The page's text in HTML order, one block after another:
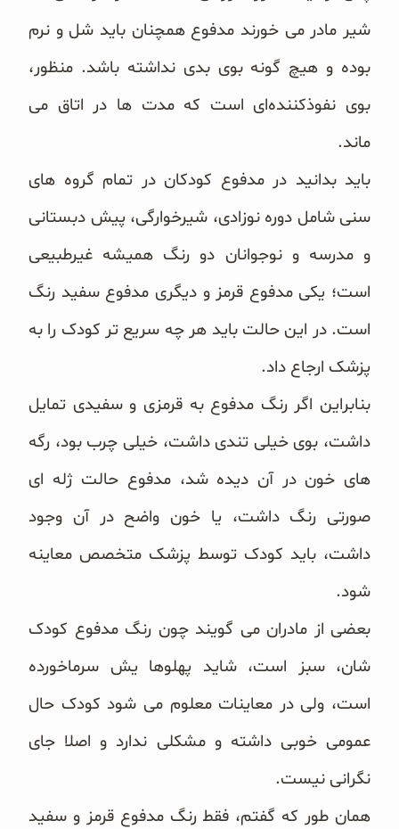
شیر مادر می ‌خورند مدفوع همچنان باید شل و نرم
بوده و هیچ ‌گونه بوی بدی نداشته باشد. منظور،
بوی نفوذکننده‌ای است که مدت‌ ها در اتاق می‌
ماند.
باید بدانید در مدفوع کودکان در تمام گروه‌ های
سنی شامل دوره نوزادی، شیرخوارگی، پیش ‌دبستانی
و مدرسه و نوجوانان دو رنگ همیشه غیرطبیعی
است؛ یکی مدفوع قرمز و دیگری مدفوع سفید رنگ
است. در این حالت باید هر چه سریع ‌تر کودک را به
پزشک ارجاع داد.
بنابراین اگر رنگ مدفوع به قرمزی و سفیدی تمایل
داشت، بوی خیلی تندی داشت، خیلی چرب بود، رگه‌
های خون در آن دیده شد، مدفوع حالت ژله‌ ای
صورتی رنگ داشت، یا خون واضح در آن وجود
داشت، باید کودک توسط پزشک متخصص معاینه
شود.
بعضی از مادران می ‌گویند چون رنگ مدفوع کودک
‌شان، سبز است، شاید پهلوها یش سرماخورده
است، ولی در معاینات معلوم می شود کودک حال
عمومی خوبی داشته و مشکلی ندارد و اصلا جای
نگرانی نیست.
همان ‌طور که گفتم، فقط رنگ مدفوع قرمز و سفید